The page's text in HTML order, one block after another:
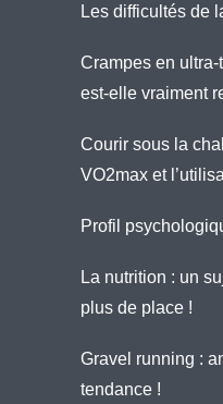
Les difficultés de
Crampes en
est-elle vraiment
Courir sous la
VO2max et
Profil
La nutrition : un
plus de place !
Gravel running :
tendance !